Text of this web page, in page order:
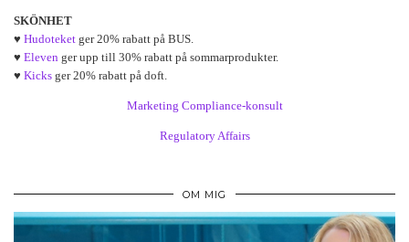
SKÖNHET
♥ Hudoteket ger 20% rabatt på BUS.
♥ Eleven ger upp till 30% rabatt på sommarprodukter.
♥ Kicks ger 20% rabatt på doft.
Marketing Compliance-konsult
Regulatory Affairs
OM MIG